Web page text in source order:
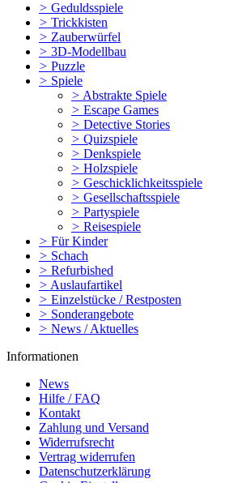
> Geduldsspiele
> Trickkisten
> Zauberwürfel
> 3D-Modellbau
> Puzzle
> Spiele
> Abstrakte Spiele
> Escape Games
> Detective Stories
> Quizspiele
> Denkspiele
> Holzspiele
> Geschicklichkeitsspiele
> Gesellschaftsspiele
> Partyspiele
> Reisespiele
> Für Kinder
> Schach
> Refurbished
> Auslaufartikel
> Einzelstücke / Restposten
> Sonderangebote
> News / Aktuelles
Informationen
News
Hilfe / FAQ
Kontakt
Zahlung und Versand
Widerrufsrecht
Vertrag widerrufen
Datenschutzerklärung